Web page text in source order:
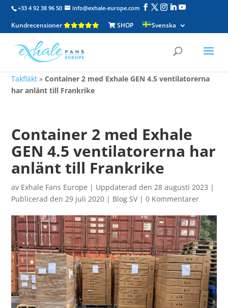
Takfläkt »Container 2 med Exhale GEN 4.5 ventilatorerna
har anlänt till Frankrike
+33 4 92 38 96 50 info@exhale-europe.com
Kundrecensioner SHOP Svenska
Container 2 med Exhale
GEN 4.5 ventilatorerna har
anlänt till Frankrike
av Exhale Fans Europe | Uppdaterad den 28 augusti 2023 |
Publicerad den 29 juli 2020 | Blog SV|0 Kommentarer